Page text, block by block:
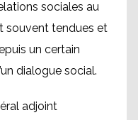
sociales au
souvent tendues et
un certain
dialogue social.
adjoint